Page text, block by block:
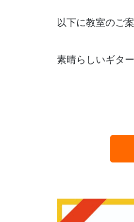
以下に教室のご
素晴らしいギタ